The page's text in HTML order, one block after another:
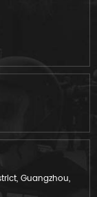
Guangzhou,